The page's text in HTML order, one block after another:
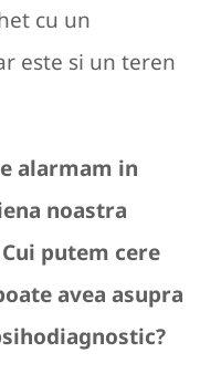
cu un
este si un teren
alarmam in
noastra
putem cere
avea asupra